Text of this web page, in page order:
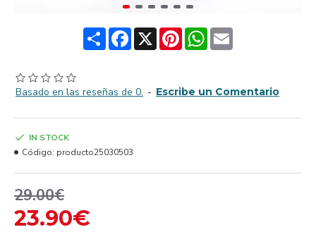
ShareFacebook
X PinterestWhatsApp
Email
Basado en las reseñas de 0. - Escribe un Comentario
23.90€
29.00€
IN STOCK
Código: producto25030503